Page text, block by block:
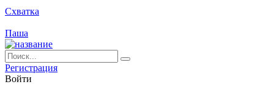
Схватка
Паша
Ре­ги­ст­ра­ция
Вой­ти